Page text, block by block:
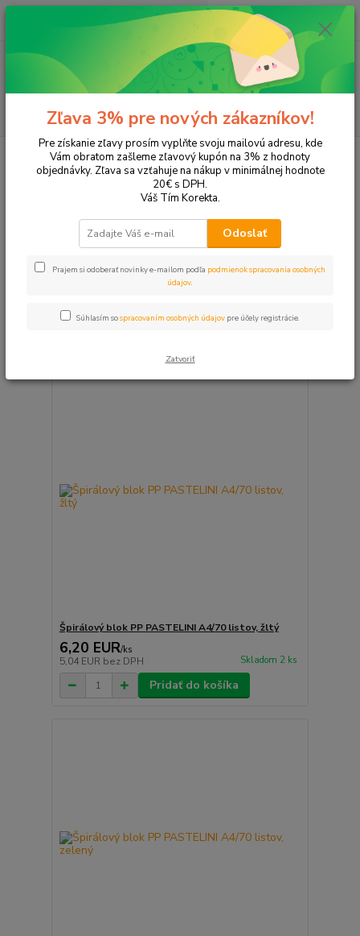
Hľadať
ks
za 0,00 EUR
Papier a zošity Bloky a zápisníky Zápisníky a karisbloky
Zápisníky a karisbloky
Upresniť parametre
Najdrahšie
Zobrazujem 1-40 z 40
Špirálový blok PP PASTELINI A4/70 listov, žltý
6,20 EUR/ks
5,04 EUR bez DPH Skladom 2 ks
Pridať do košíka
Zľava 3% pre nových zákazníkov!
Pre získanie zľavy prosím vyplňte svoju mailovú adresu, kde
Vám obratom zašleme zľavový kupón na 3% z hodnoty
objednávky. Zľava sa vzťahuje na nákup v minimálnej hodnote
20€ s DPH.
Váš Tím Korekta.
Odoslať
Prajem si odoberať novinky e-mailom podľa podmienok spracovania osobných
údajov.
Súhlasím sospracovaním osobných údajov pre účely registrácie.
Zatvoriť